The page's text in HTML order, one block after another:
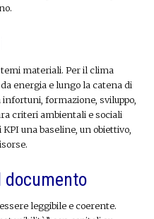
materiali. Per il clima
energia e lungo la catena di
formazione, sviluppo,
criteri ambientali e sociali
una baseline, un obiettivo,
documento
leggibile e coerente.